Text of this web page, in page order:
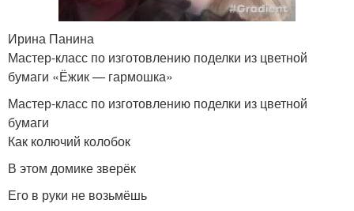
Ирина Панина
Мастер-класс по изготовлению поделки из цветной
бумаги «Ёжик — гармошка»
Мастер-класс по изготовлению поделки из цветной
бумаги
Как колючий колобок
В этом домике зверёк
Его в руки не возьмёшь